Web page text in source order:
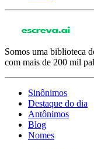
Somos uma biblioteca
com mais de 200 mil
Sinônimos
Destaque do dia
Antônimos
Blog
Nomes